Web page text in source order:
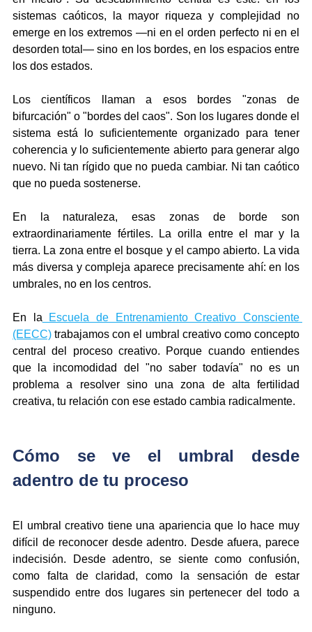
sistemas caóticos, la mayor riqueza y complejidad no
emerge en los extremos —ni en el orden perfecto ni en el
desorden total— sino en los bordes, en los espacios entre
los dos estados.
Los científicos llaman a esos bordes "zonas de
bifurcación" o "bordes del caos". Son los lugares donde el
sistema está lo suficientemente organizado para tener
coherencia y lo suficientemente abierto para generar algo
nuevo. Ni tan rígido que no pueda cambiar. Ni tan caótico
que no pueda sostenerse.
En la naturaleza, esas zonas de borde son
extraordinariamente fértiles. La orilla entre el mar y la
tierra. La zona entre el bosque y el campo abierto. La vida
más diversa y compleja aparece precisamente ahí: en los
umbrales, no en los centros.
En la Escuela de Entrenamiento Creativo Consciente
(EECC) trabajamos con el umbral creativo como concepto
central del proceso creativo. Porque cuando entiendes
que la incomodidad del "no saber todavía" no es un
problema a resolver sino una zona de alta fertilidad
creativa, tu relación con ese estado cambia radicalmente.
Cómo se ve el umbral desde
adentro de tu proceso
El umbral creativo tiene una apariencia que lo hace muy
difícil de reconocer desde adentro. Desde afuera, parece
indecisión. Desde adentro, se siente como confusión,
como falta de claridad, como la sensación de estar
suspendido entre dos lugares sin pertenecer del todo a
ninguno.